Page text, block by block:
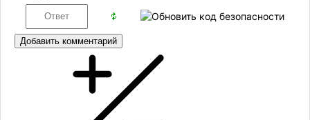
Добавить комментарий